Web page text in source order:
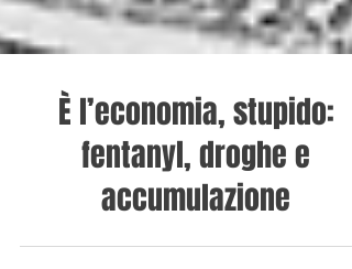
È l’economia, stupido:
fentanyl, droghe e
accumulazione